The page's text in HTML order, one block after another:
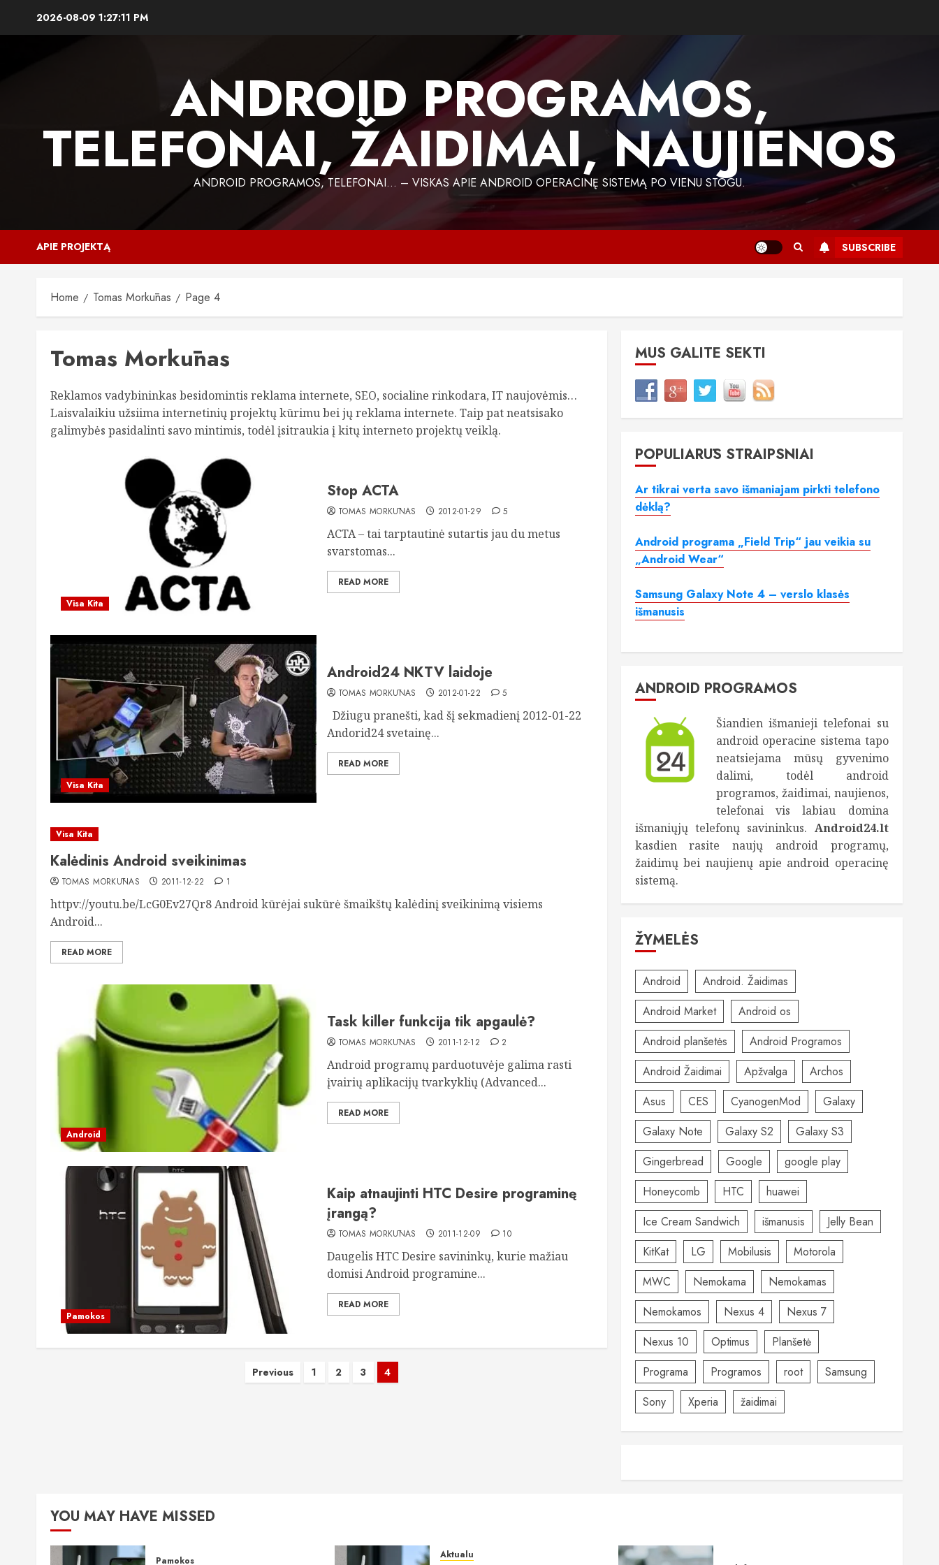
2026-08-09 1:27:12 PM
ANDROID PROGRAMOS,
TELEFONAI, ŽAIDIMAI, NAUJIENOS
ANDROID PROGRAMOS, TELEFONAI… – VISKAS APIE ANDROID OPERACINĘ SISTEMĄ PO VIENU STOGU.
APIE PROJEKTĄ SUBSCRIBE
Home Tomas Morkūnas Page 4
Tomas Morkūnas
Reklamos vadybininkas besidomintis reklama internete, SEO, socialine rinkodara, IT naujovėmis…
Laisvalaikiu užsiima internetinių projektų kūrimu bei jų reklama internete. Taip pat neatsisako
galimybės pasidalinti savo mintimis, todėl įsitraukia į kitų interneto projektų veiklą.
Visa Kita
Stop ACTA
TOMAS MORKŪNAS 2012-01-29 5
ACTA – tai tarptautinė sutartis jau du metus
svarstomas...
READ MORE
Visa Kita
Android24 NKTV laidoje
TOMAS MORKŪNAS 2012-01-22 5
Džiugu pranešti, kad šį sekmadienį 2012-01-22
Andorid24 svetainę...
READ MORE
Visa Kita
Kalėdinis Android sveikinimas
TOMAS MORKŪNAS 2011-12-22 1
httpv://youtu.be/LcG0Ev27Qr8 Android kūrėjai sukūrė šmaikštų kalėdinį sveikinimą visiems
Android...
READ MORE
Android
Task killer funkcija tik apgaulė?
TOMAS MORKŪNAS 2011-12-12 2
Android programų parduotuvėje galima rasti
įvairių aplikacijų tvarkyklių (Advanced...
READ MORE
Pamokos
Kaip atnaujinti HTC Desire programinę
įrangą?
TOMAS MORKŪNAS 2011-12-09 10
Daugelis HTC Desire savininkų, kurie mažiau
domisi Android programine...
READ MORE
Įrašų
Previous 1 2 3 4
MUS GALITE SEKTI
POPULIARŪS STRAIPSNIAI
Ar tikrai verta savo išmaniajam pirkti telefono
dėklą?
Android programa „Field Trip“ jau veikia su
„Android Wear“
Samsung Galaxy Note 4 – verslo klasės
išmanusis
ANDROID PROGRAMOS
Šiandien išmanieji telefonai su
android operacine sistema tapo
neatsiejama mūsų gyvenimo
dalimi, todėl android
programos, žaidimai, naujienos,
telefonai vis labiau domina
išmaniųjų telefonų savininkus. Android24.lt
kasdien rasite naujų android programų,
žaidimų bei naujienų apie android operacinę
sistemą.
ŽYMELĖS
Android
Android. Žaidimas
Android Market
Android os
Android planšetės
Android Programos
Android Žaidimai
Apžvalga
Archos
Asus
CES CyanogenMod
Galaxy
Galaxy Note
Galaxy S2
Galaxy S3
Gingerbread
Google
google play
Honeycomb
HTC
huawei
Ice Cream Sandwich
išmanusis
Jelly Bean
KitKat
LG Mobilusis
Motorola
MWC
Nemokama
Nemokamas
Nemokamos
Nexus 4
Nexus 7
Nexus 10
Optimus
Planšetė
Programa
Programos root
Samsung
Sony
Xperia žaidimai
YOU MAY HAVE MISSED
Pamokos Aktualu